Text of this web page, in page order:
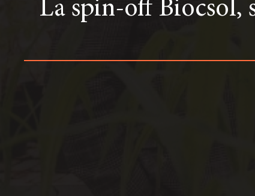
La spin-off Biocsol,